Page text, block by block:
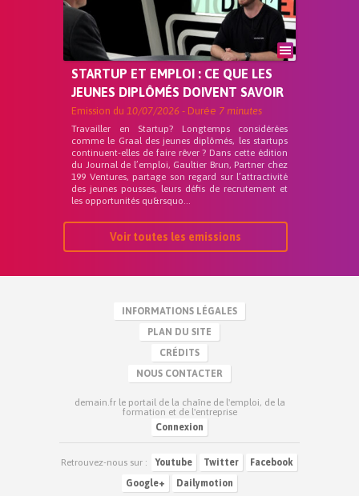
STARTUP ET EMPLOI : CE QUE LES
JEUNES DIPLÔMÉS DOIVENT SAVOIR
Emission du 10/07/2026 - Durée 7 minutes
Travailler en Startup? Longtemps considérées
comme le Graal des jeunes diplômés, les startups
continuent-elles de faire rêver ? Dans cette édition
du Journal de l’emploi, Gaultier Brun, Partner chez
199 Ventures, partage son regard sur l’attractivité
des jeunes pousses, leurs défis de recrutement et
les opportunités qu&rsquo...
Voir toutes les emissions
INFORMATIONS LÉGALES
PLAN DU SITE
CRÉDITS
NOUS CONTACTER
demain.fr le portail de la chaîne de l'emploi, de la
formation et de l'entreprise
Connexion
Retrouvez-nous sur : Youtube Twitter
Facebook
Google+
Dailymotion